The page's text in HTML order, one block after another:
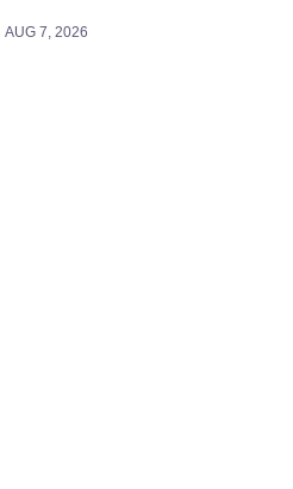
AUG 7, 2026